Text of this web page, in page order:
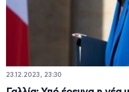
23.12.2023, 23:30